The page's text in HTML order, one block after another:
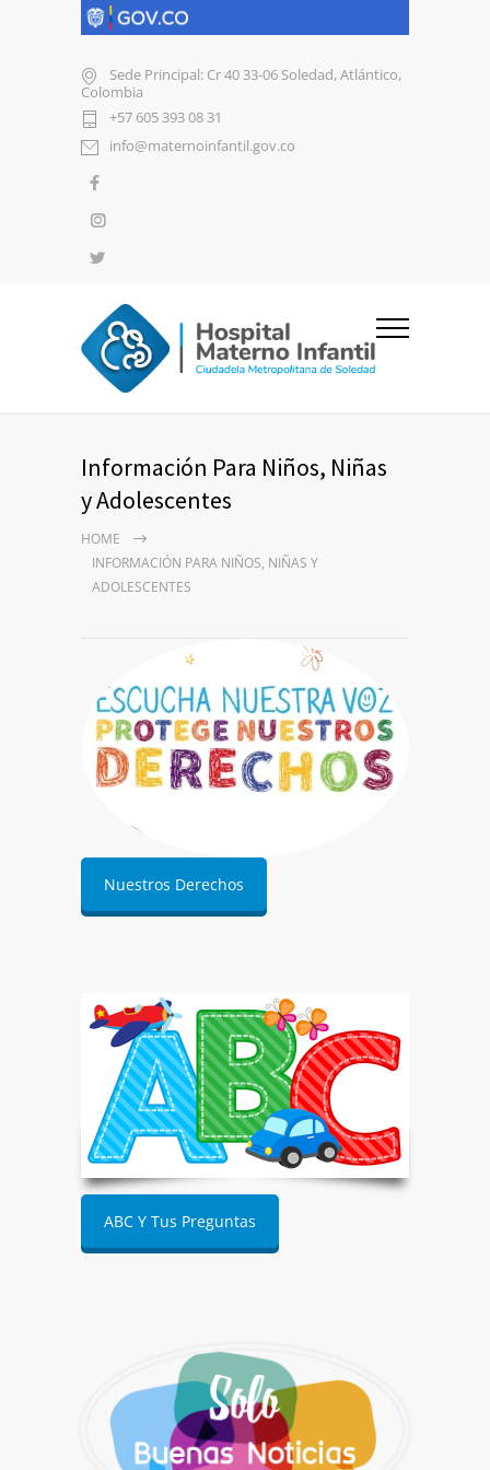
Sede Principal: Cr 40 33-06 Soledad, Atlántico,
Colombia
+57 605 393 08 31
info@maternoinfantil.gov.co
Información Para Niños, Niñas
y Adolescentes
HOME
INFORMACIÓN PARA NIÑOS, NIÑAS Y
ADOLESCENTES
Nuestros Derechos
ABC Y Tus Preguntas